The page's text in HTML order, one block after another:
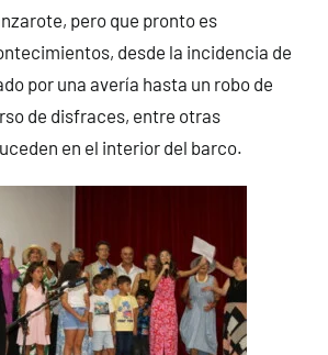
pero que pronto es
desde la incidencia de
por una avería hasta un robo de
de disfraces, entre otras
en el interior del barco.